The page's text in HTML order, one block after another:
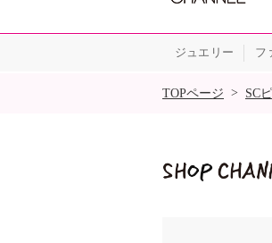
ジュエリー フ
SALE
TOPページ > SC